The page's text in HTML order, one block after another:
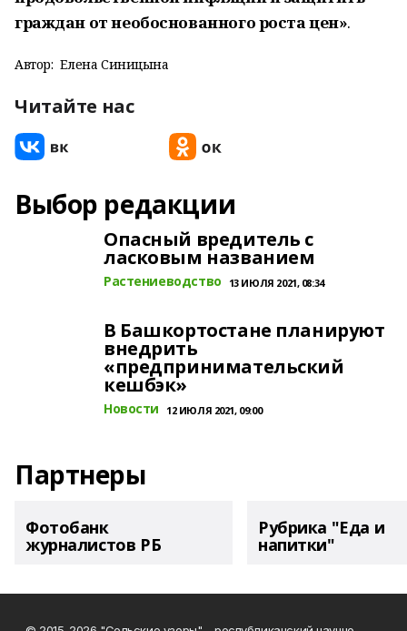
граждан от необоснованного роста цен».
Автор: Елена Синицына
Читайте нас
Выбор редакции
Опасный вредитель с
ласковым названием
Растениеводство 13 ИЮЛЯ 2021, 08:34
В Башкортостане планируют
внедрить
«предпринимательский
кешбэк»
Новости 12 ИЮЛЯ 2021, 09:00
Партнеры
Фотобанк
журналистов РБ
Рубрика "Еда и
напитки"